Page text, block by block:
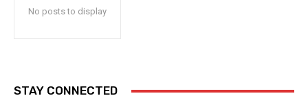
No posts to display
STAY CONNECTED